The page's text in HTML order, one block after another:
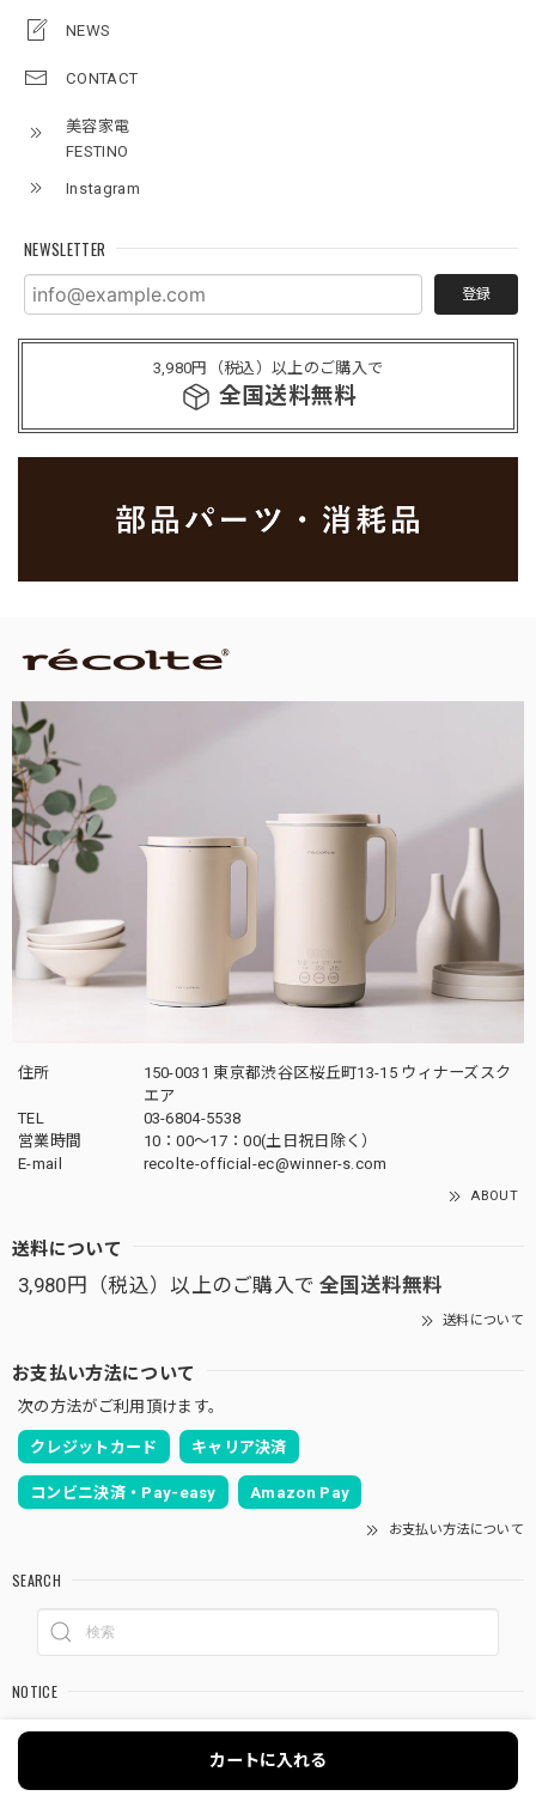
NEWS
CONTACT
美容家電
FESTINO
Instagram
NEWSLETTER
登録
3,980円（税込）以上のご購入で
全国送料無料
住所
150-0031 東京都渋谷区桜丘町13-15 ウィナーズスク
エア
TEL
03-6804-5538
営業時間
10：00〜17：00(土日祝日除く）
E-mail
recolte-official-ec@winner-s.com
ABOUT
送料について
3,980円（税込）以上のご購入で 全国送料無料
送料について
お支払い方法について
次の方法がご利用頂けます。
クレジットカード キャリア決済
コンビニ決済・Pay-easy Amazon Pay
お支払い方法について
SEARCH
NOTICE
プライバシーポリシー
特定商取引法に基づく表記カートに入れる